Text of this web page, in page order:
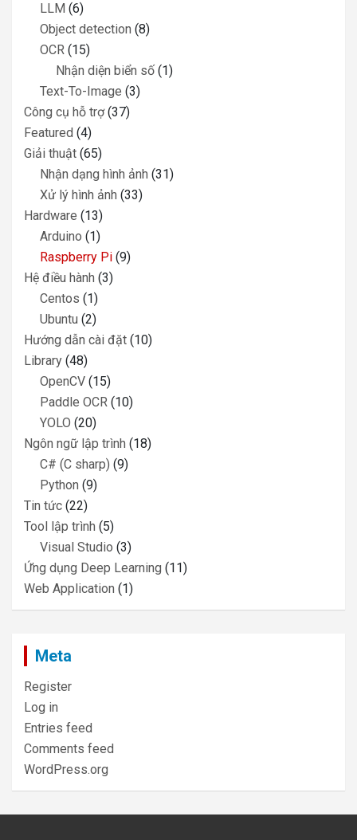
LLM (6)
Object detection (8)
OCR (15)
Nhận diện biển số (1)
Text-To-Image (3)
Công cụ hỗ trợ(37)
Featured (4)
Giải thuật (65)
Nhận dạng hình ảnh (31)
Xử lý hình ảnh (33)
Hardware (13)
Arduino (1)
Raspberry Pi (9)
Hệ điều hành (3)
Centos (1)
Ubuntu (2)
Hướng dẫn cài đặt (10)
Library (48)
OpenCV (15)
Paddle OCR (10)
YOLO (20)
Ngôn ngữ lập trình (18)
C# (C sharp) (9)
Python (9)
Tin tức (22)
Tool lập trình (5)
Visual Studio (3)
Ứng dụng Deep Learning (11)
Web Application (1)
Meta
Register
Log in
Entries feed
Comments feed
WordPress.org